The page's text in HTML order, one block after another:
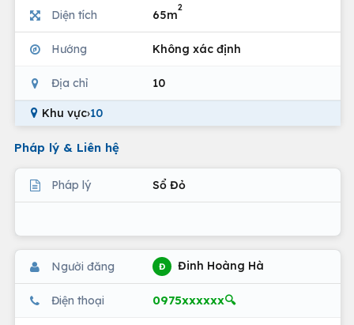
Diện tích 65m
2
Hướng Không xác định
Địa chỉ 10
Khu vực›10
Pháp lý & Liên hệ
Pháp lý Sổ Đỏ
Người đăng Đ Đinh Hoàng Hà
Điện thoại 0975xxxxxx🔍